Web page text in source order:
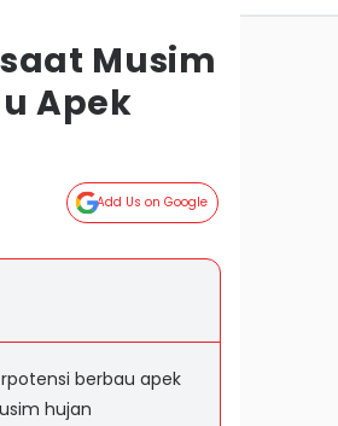
Musim
Apek
Add Us on Google
berbau apek
hujan